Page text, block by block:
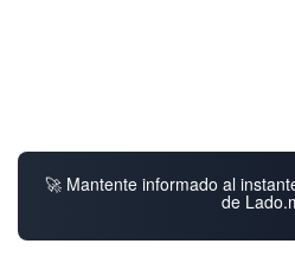
🚀 Mantente informado al
de